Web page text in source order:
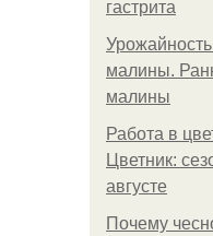
гастрита
малины.
малины
Работа в
Цветник:
августе
Почему